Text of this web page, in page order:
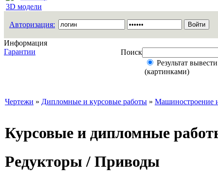
3D модели
Авторизация:
Информация
Гарантии
Поиск
Результат
(картинками)
Чертежи » Дипломные и курсовые работы » Машиностроение
Курсовые и дипломные
Редукторы / Приводы